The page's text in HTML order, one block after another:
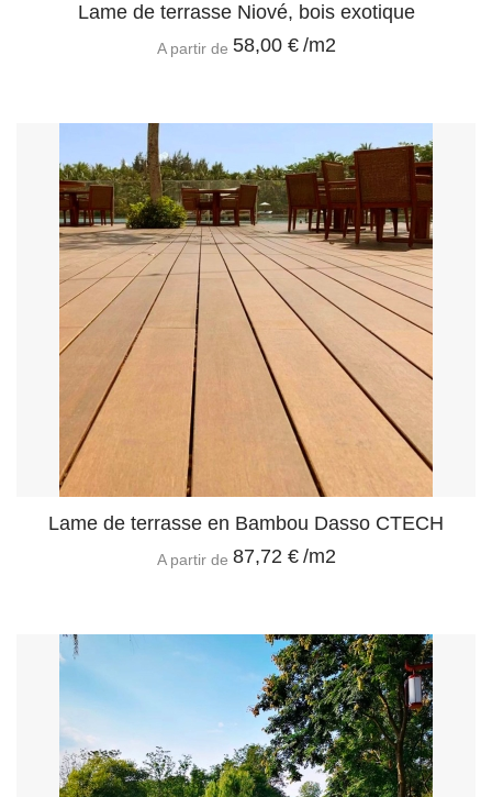
Lame de terrasse Niové, bois exotique
A partir de 58,00 € /m2
Lame de terrasse en Bambou Dasso CTECH
A partir de 87,72 € /m2